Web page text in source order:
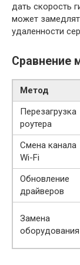
дать скорость
может
удаленности
Сравнение
Метод
Перезагрузка
роутера
Смена канала
Wi-Fi
Обновление
драйверов
Замена
оборудования